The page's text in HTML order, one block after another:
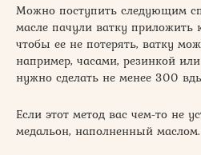
Можно поступить следующим
масле пачули ватку приложить
чтобы ее не потерять, ватку
например, часами, резинкой
нужно сделать не менее 300
Если этот метод вас чем-то не
медальон, наполненный маслом.